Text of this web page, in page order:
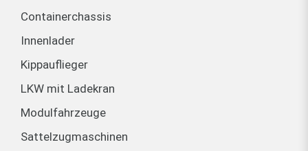
Containerchassis
Innenlader
Kippauflieger
LKW mit Ladekran
Modulfahrzeuge
Sattelzugmaschinen